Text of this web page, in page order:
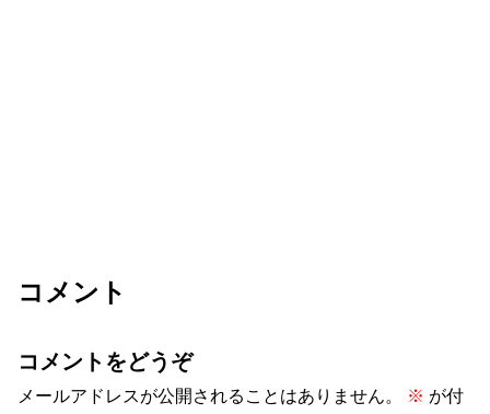
コメント
コメントをどうぞ
メールアドレスが公開されることはありません。 ※ が付